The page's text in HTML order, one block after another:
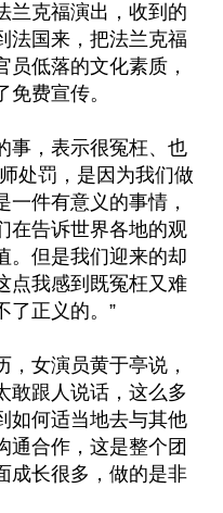
兰克福演出，收到的
法国来，把法兰克福
低落的文化素质，
费宣传。
事，表示很冤枉、也
处罚，是因为我们做
件有意义的事情，
在告诉世界各地的观
。但是我们迎来的却
点我感到既冤枉又难
了正义的。”
女演员黄于亭说，
敢跟人说话，这么多
如何适当地去与其他
通合作，这是整个团
成长很多，做的是非